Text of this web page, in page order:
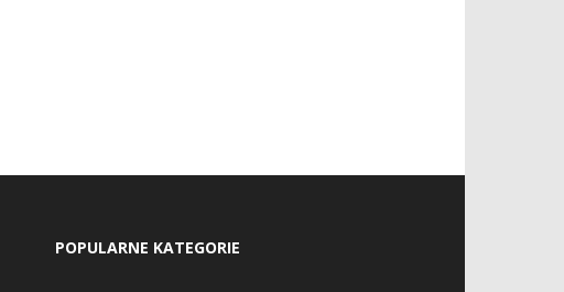
POPULARNE KATEGORIE